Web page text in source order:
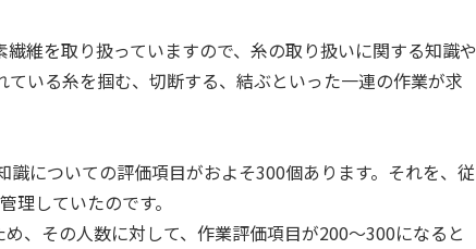
維を取り扱っていますので、糸の取り扱いに関する知識や
いる糸を掴む、切断する、結ぶといった一連の作業が求
についての評価項目がおよそ300個あります。それを、従
理していたのです。
、その人数に対して、作業評価項目が200〜300になると